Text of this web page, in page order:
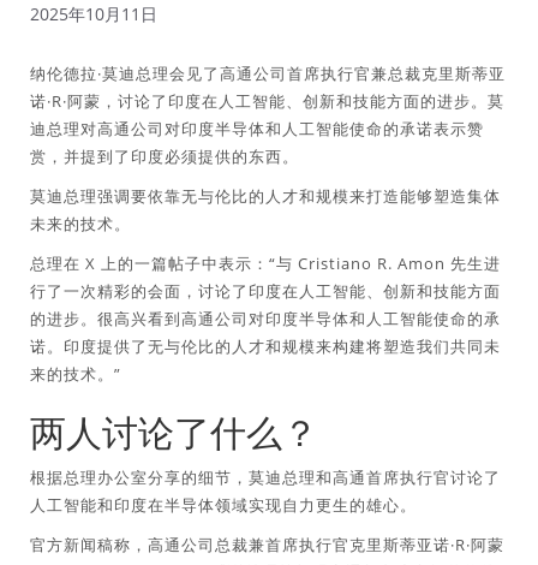
2025年10月11日
纳伦德拉·莫迪总理会见了高通公司首席执行官兼总裁克里斯蒂亚
诺·R·阿蒙，讨论了印度在人工智能、创新和技能方面的进步。莫
迪总理对高通公司对印度半导体和人工智能使命的承诺表示赞
赏，并提到了印度必须提供的东西。
莫迪总理强调要依靠无与伦比的人才和规模来打造能够塑造集体
未来的技术。
总理在 X 上的一篇帖子中表示：“与 Cristiano R. Amon 先生进
行了一次精彩的会面，讨论了印度在人工智能、创新和技能方面
的进步。很高兴看到高通公司对印度半导体和人工智能使命的承
诺。印度提供了无与伦比的人才和规模来构建将塑造我们共同未
来的技术。”
两人讨论了什么？
根据总理办公室分享的细节，莫迪总理和高通首席执行官讨论了
人工智能和印度在半导体领域实现自力更生的雄心。
官方新闻稿称，高通公司总裁兼首席执行官克里斯蒂亚诺·R·阿蒙